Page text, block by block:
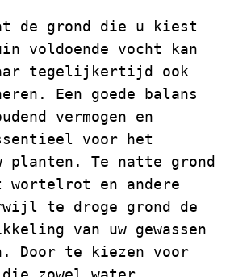
de grond die u kiest
voldoende vocht kan
tegelijkertijd ook
Een goede balans
vermogen en
voor het
planten. Te natte grond
en andere
te droge grond de
van uw gewassen
Door te kiezen voor